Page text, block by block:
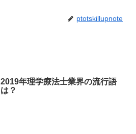
ptotskillupnote
2019年理学療法士業界の流行語
は？